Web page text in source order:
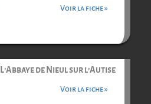
Voir la fiche »
L’Abbaye de Nieul sur l’Autise
Voir la fiche »